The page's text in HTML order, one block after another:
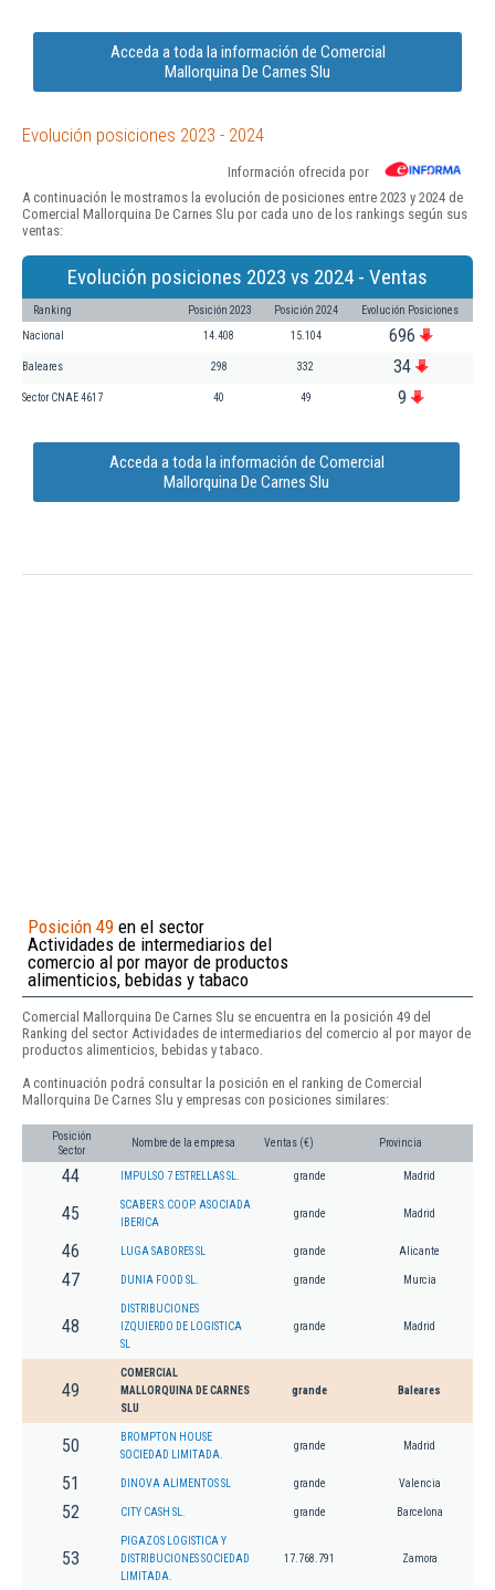
Acceda a toda la información de Comercial
Mallorquina De Carnes Slu
Evolución posiciones 2023 - 2024
Información ofrecida por
A continuación le mostramos la evolución de posiciones entre 2023 y 2024 de
Comercial Mallorquina De Carnes Slu por cada uno de los rankings según sus
ventas:
Evolución posiciones 2023 vs 2024 - Ventas
Ranking Posición 2023 Posición 2024 Evolución Posiciones
Nacional 14.408 15.104 696
Baleares 298 332 34
Sector CNAE 4617 40 49 9
Acceda a toda la información de Comercial
Mallorquina De Carnes Slu
Posición 49 en el sector
Actividades de intermediarios del
comercio al por mayor de productos
alimenticios, bebidas y tabaco
Comercial Mallorquina De Carnes Slu se encuentra en la posición 49 del
Ranking del sector Actividades de intermediarios del comercio al por mayor de
productos alimenticios, bebidas y tabaco.
A continuación podrá consultar la posición en el ranking de Comercial
Mallorquina De Carnes Slu y empresas con posiciones similares:
Posición
Sector
Nombre de la empresa Ventas (€) Provincia
44 IMPULSO 7 ESTRELLAS SL. grande Madrid
45
SCABER S.COOP. ASOCIADA
IBERICA
grande Madrid
46 LUGA SABORES SL grande Alicante
47 DUNIA FOOD SL. grande Murcia
48
DISTRIBUCIONES
IZQUIERDO DE LOGISTICA
SL
grande Madrid
49
COMERCIAL
MALLORQUINA DE CARNES
SLU
grande Baleares
50
BROMPTON HOUSE
SOCIEDAD LIMITADA.
grande Madrid
51 DINOVA ALIMENTOS SL grande Valencia
52 CITY CASH SL. grande Barcelona
53
PIGAZOS LOGISTICA Y
DISTRIBUCIONES SOCIEDAD
LIMITADA.
17.768.791 Zamora